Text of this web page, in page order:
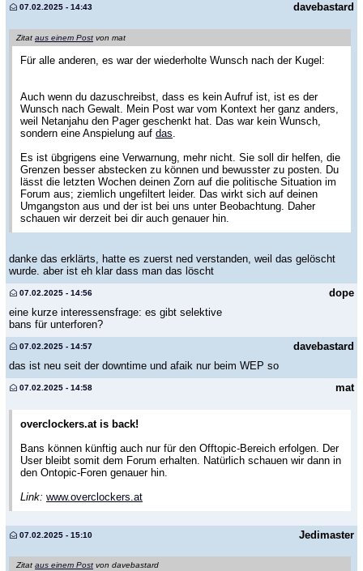
davebastard
07.02.2025 - 14:43
Zitat aus einem Post von mat
Für alle anderen, es war der wiederholte Wunsch nach der Kugel:
Auch wenn du dazuschreibst, dass es kein Aufruf ist, ist es der
Wunsch nach Gewalt. Mein Post war vom Kontext her ganz anders,
weil Netanjahu den Pager geschenkt hat. Das war kein Wunsch,
sondern eine Anspielung auf das
Es ist übgrigens eine Verwarnung, mehr nicht. Sie soll dir helfen, die
Grenzen besser abstecken zu können und bewusster zu posten. Du
lässt die letzten Wochen deinen Zorn auf die politische Situation im
Forum aus; ziemlich ungefiltert leider. Das wirkt sich auf deinen
Umgangston aus und der ist bei uns unter Beobachtung. Daher
schauen wir derzeit bei dir auch genauer hin.
danke das erklärts, hatte es zuerst ned verstanden, weil das gelöscht
wurde. aber ist eh klar dass man das löscht
dope
07.02.2025 - 14:56
eine kurze interessensfrage: es gibt selektive
bans für unterforen?
davebastard
07.02.2025 - 14:57
das ist neu seit der downtime und afaik nur beim WEP so
mat
07.02.2025 - 14:58
overclockers.at is back!
Bans können künftig auch nur für den Offtopic-Bereich erfolgen. Der
User bleibt somit dem Forum erhalten. Natürlich schauen wir dann in
den Ontopic-Foren genauer hin.
Link: www.overclockers.at
Jedimaster
07.02.2025 - 15:10
Zitat aus einem Post von davebastard